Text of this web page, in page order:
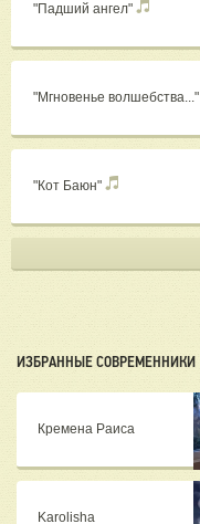
"Падший ангел"
"Мгновенье волшебства..."
"Кот Баюн"
ИЗБРАННЫЕ СОВРЕМЕННИКИ
Кремена Раиса
Karolisha